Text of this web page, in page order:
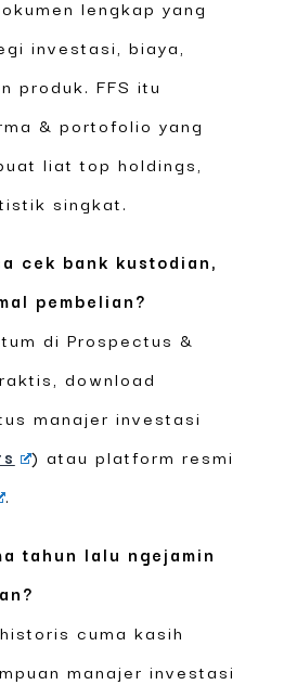
lengkap yang
investasi, biaya,
produk. FFS itu
& portofolio yang
liat top holdings,
singkat.
cek bank kustodian,
pembelian?
di Prospectus &
download
manajer investasi
) atau platform resmi
.
tahun lalu ngejamin
cuma kasih
manajer investasi